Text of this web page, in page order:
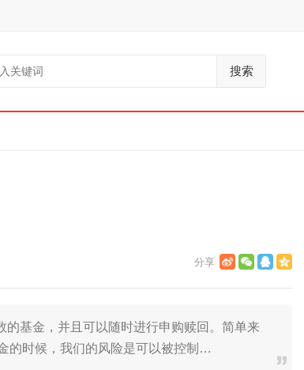
搜索
基金，并且可以随时进行申购赎回。简单来
的时候，我们的风险是可以被控制…